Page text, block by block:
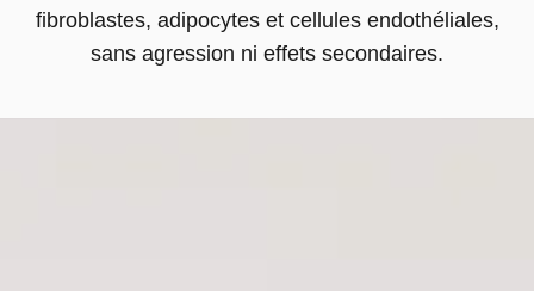
fibroblastes, adipocytes et cellules endothéliales,
sans agression ni effets secondaires.